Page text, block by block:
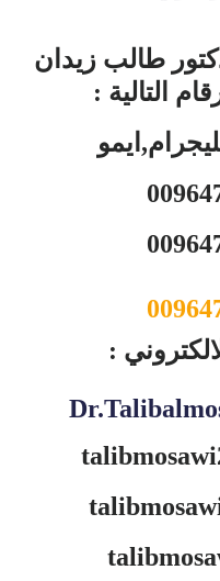
طالب زيدان
التالية :
: